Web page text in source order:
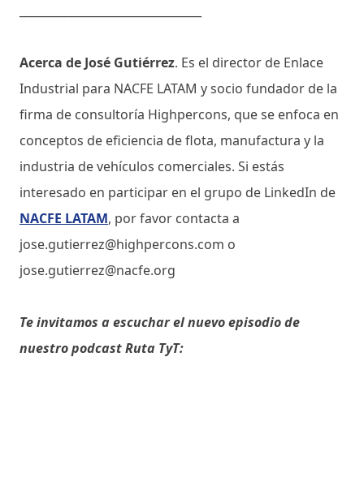
Acerca de José Gutiérrez. Es el director de Enlace
Industrial para NACFE LATAM y socio fundador de la
firma de consultoría Highpercons, que se enfoca en
conceptos de eficiencia de flota, manufactura y la
industria de vehículos comerciales. Si estás
interesado en participar en el grupo de LinkedIn de
NACFE LATAM, por favor contacta a
jose.gutierrez@highpercons.com o
jose.gutierrez@nacfe.org
Te invitamos a escuchar el nuevo episodio de
nuestro podcast Ruta TyT: